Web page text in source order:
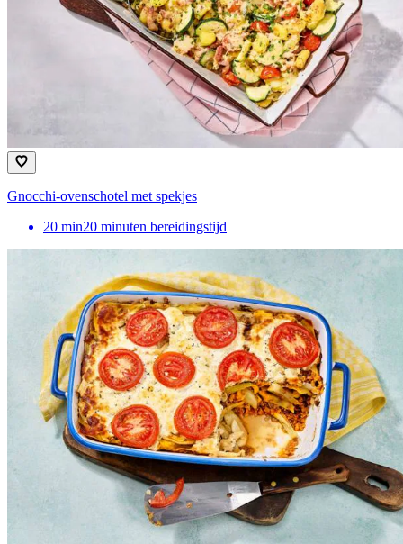
Gnocchi-ovenschotel met spekjes
20 min20 minuten bereidingstijd